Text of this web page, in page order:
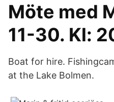
Möte med
11-30. Kl:
Boat for hire.
at the Lake Bolmen.